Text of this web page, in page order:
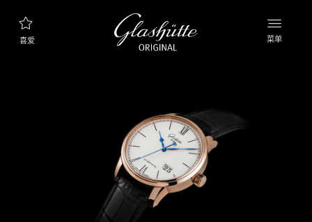
喜爱 菜单
了解更多关于该工厂的信息